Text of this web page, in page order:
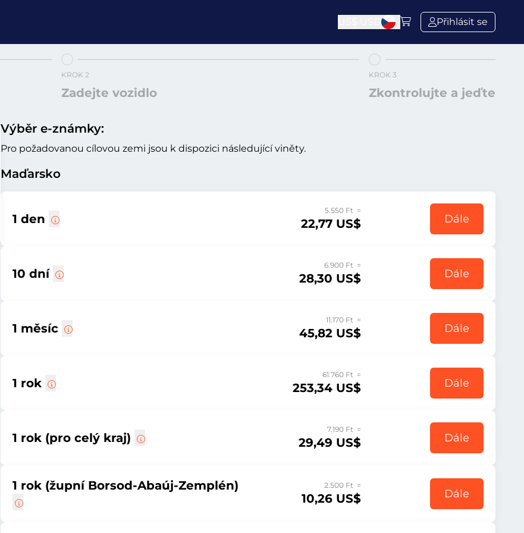
Přihlásit se
KROK 2
Zadejte vozidlo
KROK 3
Zkontrolujte a jeďte
Výběr e-známky:
Pro požadovanou cílovou zemi jsou k dispozici následující viněty.
Maďarsko
1 den
5.550 Ft =
22,77 US$ Dále
10 dní
6.900 Ft =
28,30 US$ Dále
1 měsíc
11.170 Ft =
45,82 US$ Dále
1 rok
61.760 Ft =
253,34 US$ Dále
1 rok (pro celý kraj)
7.190 Ft =
29,49 US$ Dále
1 rok (župní Borsod-Abaúj-Zemplén) 2.500 Ft =
10,26 US$ Dále